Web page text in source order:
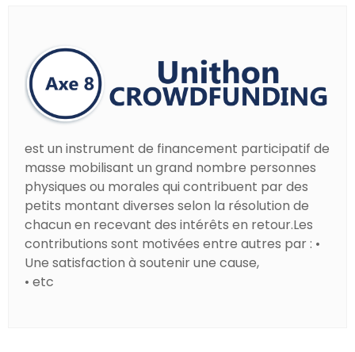
est un instrument de financement participatif de
masse mobilisant un grand nombre personnes
physiques ou morales qui contribuent par des
petits montant diverses selon la résolution de
chacun en recevant des intérêts en retour.Les
contributions sont motivées entre autres par : •
Une satisfaction à soutenir une cause,
• etc